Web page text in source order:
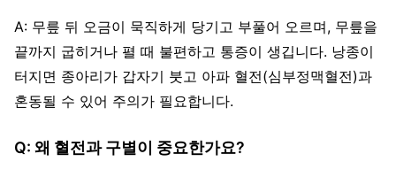
A: 무릎 뒤 오금이 묵직하게 당기고 부풀어 오르며, 무릎을
끝까지 굽히거나 펼 때 불편하고 통증이 생깁니다. 낭종이
터지면 종아리가 갑자기 붓고 아파 혈전(심부정맥혈전)과
혼동될 수 있어 주의가 필요합니다.
Q: 왜 혈전과 구별이 중요한가요?